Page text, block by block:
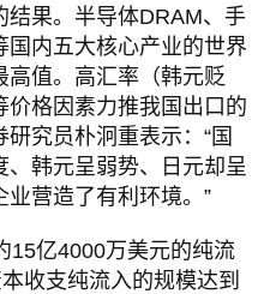
结果。半导体DRAM、手
内五大核心产业的世界
高值。高汇率（韩元贬
格因素力推我国出口的
究员朴泂重表示：“国
、韩元呈弱势、日元却呈
营造了有利环境。”
15亿4000万美元的纯流
收支纯流入的规模达到